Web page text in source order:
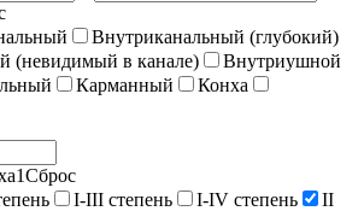
Внутриканальный (глубокий)
(невидимый в канале)
Внутриушной
Карманный
Конха
1Сброс
I-III степень I-IV степень
II